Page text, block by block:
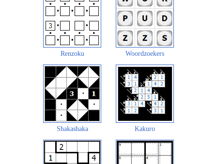
Renzoku Woordzoekers
Shakashaka Kakuro